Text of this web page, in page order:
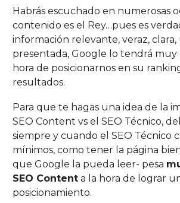
Habrás escuchado en numerosas
contenido es el Rey…pues es
información relevante, veraz,
presentada, Google lo tendrá muy
hora de posicionarnos en su
resultados.
Para que te hagas una idea de la
SEO Content vs el SEO Técnico,
siempre y cuando el SEO Técnico
mínimos, como tener la página
que Google la pueda leer- pesa
SEO Content a la hora de lograr
posicionamiento.